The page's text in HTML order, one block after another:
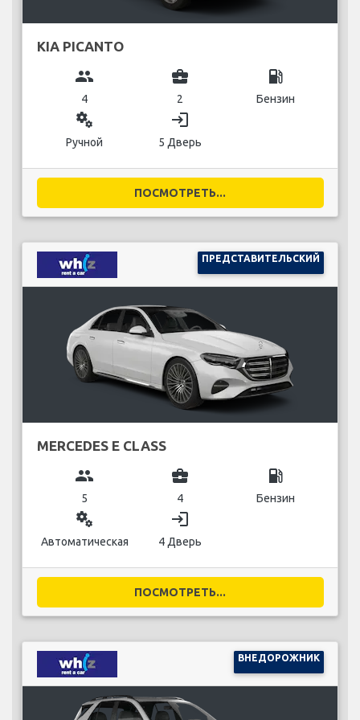
KIA PICANTO
group
4
business_center
2
local_gas_station
Бензин
miscellaneous_services
Ручной
login
5 Дверь
ПОСМОТРЕТЬ...
ПРЕДСТАВИТЕЛЬСКИЙ
MERCEDES E CLASS
group
5
business_center
4
local_gas_station
Бензин
miscellaneous_services
Автоматическая
login
4 Дверь
ПОСМОТРЕТЬ...
ВНЕДОРОЖНИК